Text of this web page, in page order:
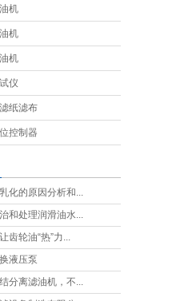
机
机
机
仪
纸滤布
控制器
化的原因分析和...
和处理润滑油水...
齿轮油“热”力...
液压泵
分离滤油机，不...